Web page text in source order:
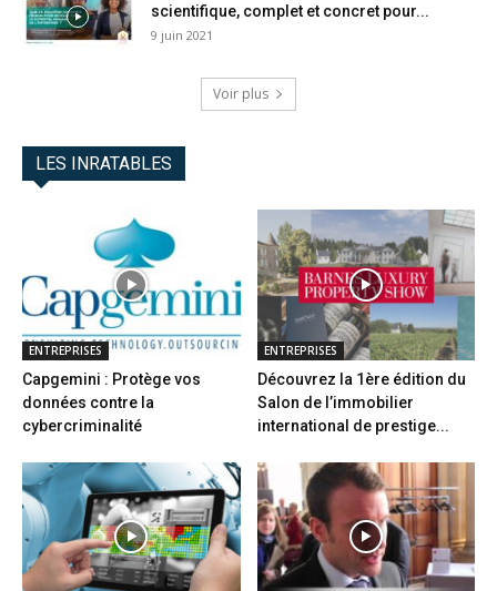
scientifique, complet et concret pour...
9 juin 2021
Voir plus
LES INRATABLES
ENTREPRISES
Capgemini : Protège vos
données contre la
cybercriminalité
ENTREPRISES
Découvrez la 1ère édition du
Salon de l’immobilier
international de prestige...